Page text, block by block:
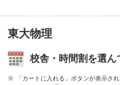
東大物理
校舎・時間割を選ん
「カートに入れる」ボタンが表示さ